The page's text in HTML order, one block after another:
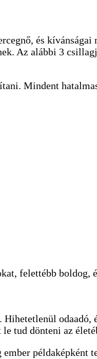
és
Az alábbi 3
Mindent
felettébb
tud dönteni az
példaképként